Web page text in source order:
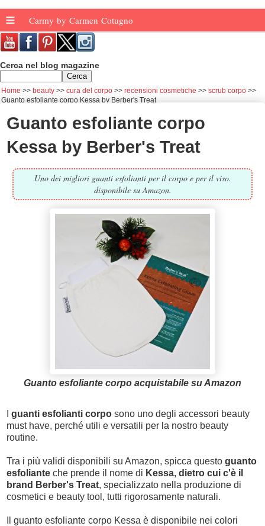
≡ Carmy by Carmen Cotugno
Cerca nel blog magazine
Home beauty cura del corpo recensioni cosmetiche
scrub corpo
Guanto esfoliante corpo Kessa by Berber's Treat
Guanto esfoliante corpo
Kessa by Berber's Treat
Uno dei migliori guanti esfolianti per il corpo e per il viso.
disponibile su Amazon.
Guanto esfoliante corpo acquistabile su Amazon
guanti esfolianti corpo sono uno degli accessori beauty
must have, perché utili e versatili per la nostro beauty
routine.
Tra i più validi disponibili su Amazon, spicca questo guanto
esfoliante che prende il nome di Kessa, dietro cui c'è il
brand Berber's Treat, specializzato nella produzione di
cosmetici e beauty tool, tutti rigorosamente naturali.
Il guanto esfoliante corpo Kessa è disponibile nei colori